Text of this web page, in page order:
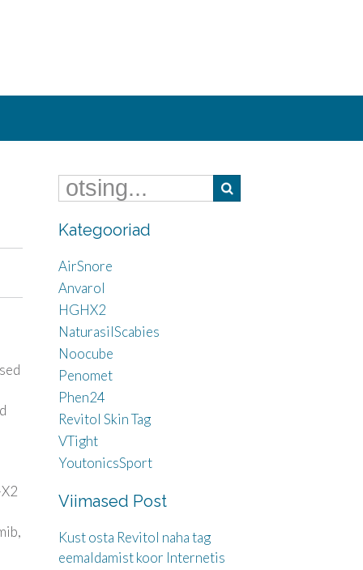
Kategooriad
AirSnore
Anvarol
HGHX2
NaturasilScabies
Noocube
Penomet
Phen24
Revitol Skin Tag
VTight
YoutonicsSport
Viimased Post
Kust osta Revitol naha tag
eemaldamist koor Internetis